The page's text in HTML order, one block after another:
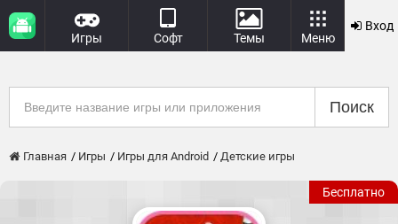
Игры Софт Темы Меню
Вход
Поиск
Главная Игры Игры для Android Детские игры
Бесплатно